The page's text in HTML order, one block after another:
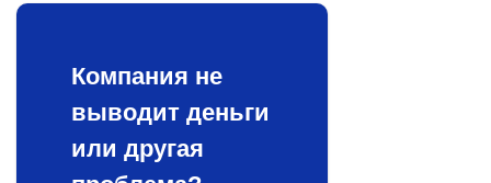
Компания не
выводит деньги
или другая